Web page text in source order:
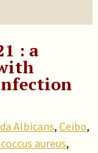
: a
Albicans, Ceibo,
aureus,